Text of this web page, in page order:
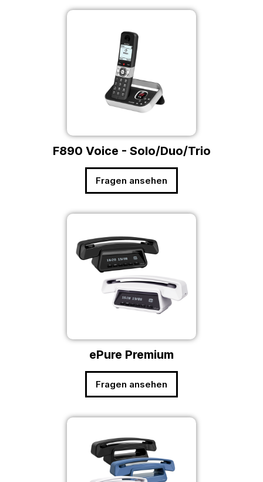
F890 Voice - Solo/Duo/Trio
Fragen ansehen
ePure Premium
Fragen ansehen